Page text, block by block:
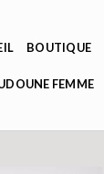
BOUTIQUE
FEMME